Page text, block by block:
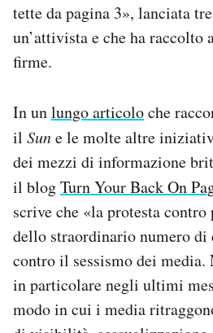
tette da pagina 3», lanciata
un’attivista e che ha raccolto
firme.
In unlungo articoloche
il Sune le molte altre
dei mezzi di informazione
il blogTurn Your Back On
scrive che «la protesta contro
dello straordinario numero di
contro il sessismo dei
in particolare negli ultimi
modo in cui i media